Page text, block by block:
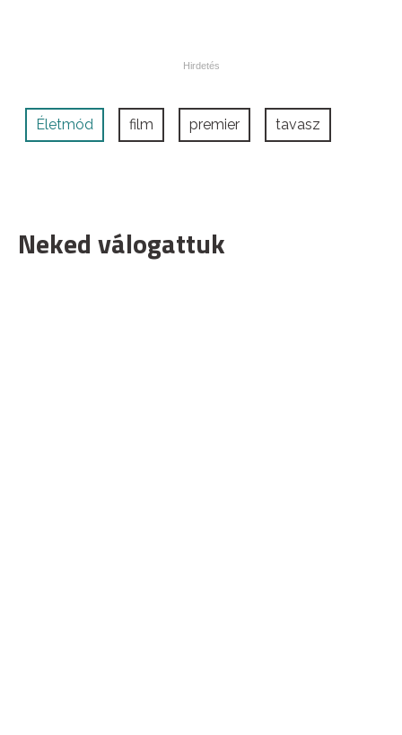
Életmód film premier tavasz
Neked válogattuk